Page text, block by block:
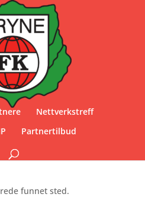
Nettverkstreff
Partnertilbud
funnet sted.